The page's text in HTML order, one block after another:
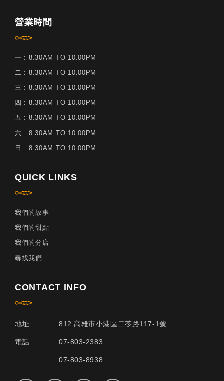
營業時間
一 : 8.30AM TO 10.00PM
二 : 8.30AM TO 10.00PM
三 : 8.30AM TO 10.00PM
四 : 8.30AM TO 10.00PM
五 : 8.30AM TO 10.00PM
六 : 8.30AM TO 10.00PM
日 : 8.30AM TO 10.00PM
QUICK LINKS
我們的故事
我們的甜點
我們的分店
尋找我們
CONTACT INFO
地址: 812 高雄市小港區二苓路117-1號
電話: 07-803-2383
07-803-8938